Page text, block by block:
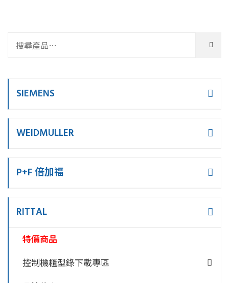
SIEMENS
WEIDMULLER
P+F 倍加福
RITTAL
特價商品
控制機櫃型錄下載專區